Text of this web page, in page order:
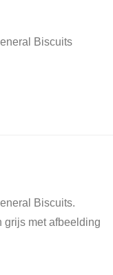
Biscuits
Biscuits.
grijs met afbeelding